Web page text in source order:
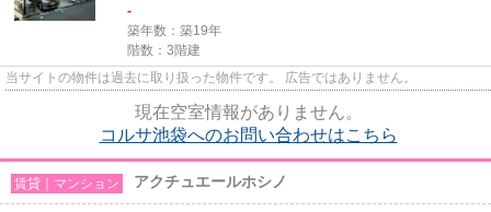
-
築年数：築19年
階数：3階建
当サイトの物件は過去に取り扱った物件です。 広告ではありません。
現在空室情報がありません。
コルサ池袋へのお問い合わせはこちら
賃貸｜マンション アクチュエールホシノ